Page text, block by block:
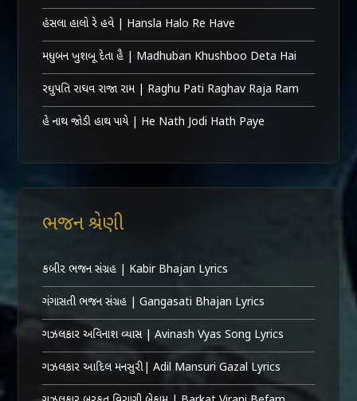
હંસલા હાલો રે હવે | Hansla Halo Re Have
મધુબન ખુશબૂ દેતા હૈ | Madhuban Khushboo Deta Hai
રઘુપતિ રાઘવ રાજા રામ | Raghu Pati Raghav Raja Ram
હે નાથ જોડી હાથ પાયે | He Nath Jodi Hath Paye
ભજન શ્રેણી
કબીર ભજન સંગ્રહ | Kabir Bhajan Lyrics
ગંગાસતી ભજન સંગ્રહ | Gangasati Bhajan Lyrics
ગઝલકાર અવિનાશ વ્યાસ | Avinash Vyas Song Lyrics
ગઝલકાર આદિલ મનસુરી | Adil Mansuri Gazal Lyrics